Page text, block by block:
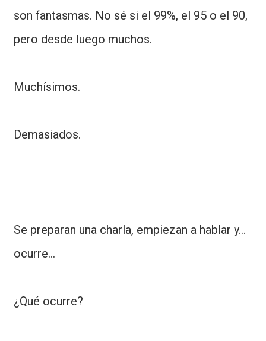
son fantasmas. No sé si el 99%, el 95 o el 90,
pero desde luego muchos.
Muchísimos.
Demasiados.
Se preparan una charla, empiezan a hablar y...
ocurre...
¿Qué ocurre?